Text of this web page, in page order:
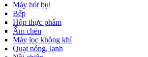
Máy hút bụi
Bếp
Hộp thực phẩm
Ấm chén
Máy lọc không khí
Quạt nóng, lạnh